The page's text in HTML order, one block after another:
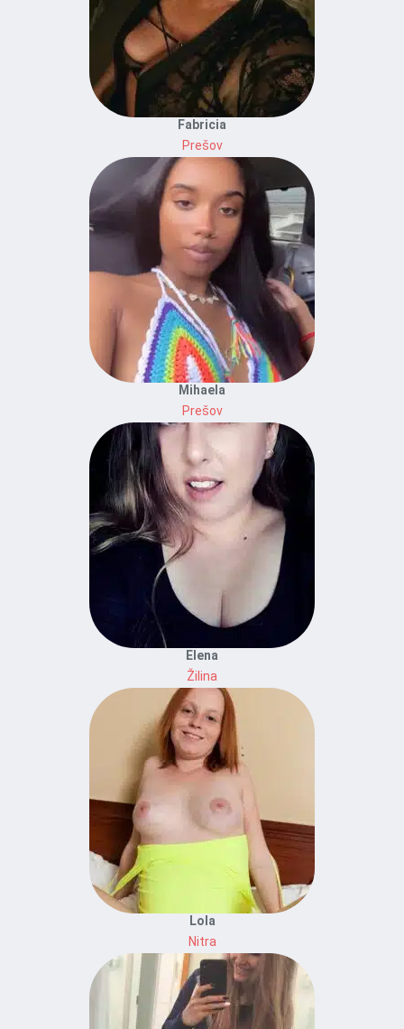
Fabricia
Prešov
Mihaela
Prešov
Elena
Žilina
Lola
Nitra